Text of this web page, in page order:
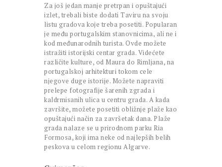
Za još jedan manje pretrpan i opuštajući
izlet, trebali biste dodati Taviru na svoju
listu gradova koje treba posetiti. Popularan
je među portugalskim stanovnicima, ali ne i
kod međunarodnih turista. Ovde možete
istražiti istorijski centar grada. Videćete
različite kulture, od Maura do Rimljana, na
portugalskoj arhitekturi tokom cele
njegove duge istorije. Možete napraviti
prelepe fotografije šarenih zgrada i
kaldrmisanih ulica u centru grada. A kada
završite, možete posetiti obližnje plaže kao
opuštajući način za završetak dana. Plaže
grada nalaze se u prirodnom parku Ria
Formosa, koji ima neke od najlepših belih
peskova u celom regionu Algarve.